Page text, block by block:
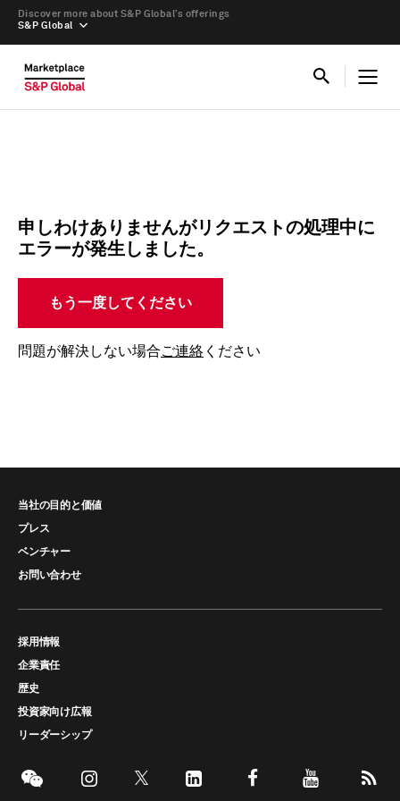
S&P Global
Discover more about S&P Global’s offerings
申しわけありませんがリクエストの処理中に
エラーが発生しました。
もう一度してください
問題が解決しない場合ご連絡 ください
当社の目的と価値
プレス
ベンチャー
お問い合わせ
採用情報
企業責任
歴史
投資家向け広報
リーダーシップ